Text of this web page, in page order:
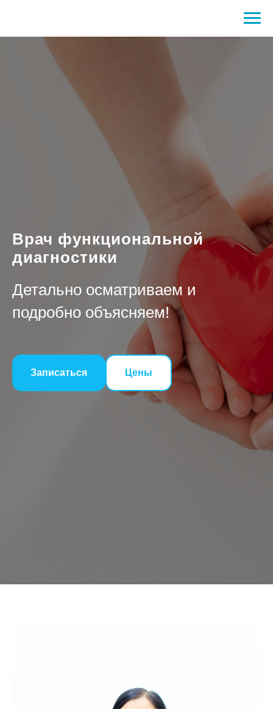
Врач функциональной
диагностики
Детально осматриваем и
подробно объясняем!
Записаться Цены